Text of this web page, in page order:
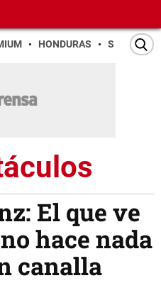
HONDURAS SAN PEDRO
El que ve
hace nada
canalla